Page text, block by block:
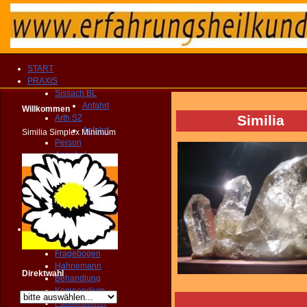
START
PRAXIS
Sissach BL
Anfahrt
Arth SZ
Anfahrt
Person
Angebot
Therapien
Vergütung
Fragebogen
KONTAKT
TERMIN
Homöopathie
PRAXIS
Fragebogen
Hahnemann
Behandlung
Kompendium
Publikationen
Willkommen
Similia Simplex Minimum
Direktwahl
Similia